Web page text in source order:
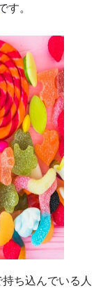
す。
ち込んでいる人